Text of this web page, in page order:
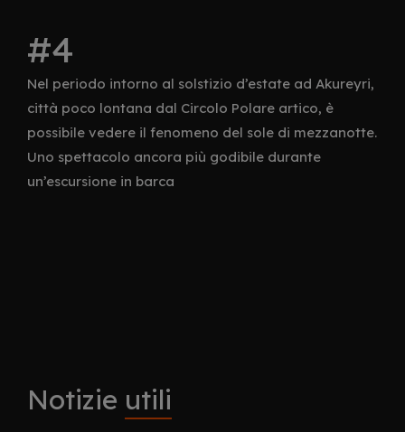
Nel periodo intorno al solstizio d’estate ad Akureyri,
città poco lontana dal Circolo Polare artico, è
possibile vedere il fenomeno del sole di mezzanotte.
Uno spettacolo ancora più godibile durante
un’escursione in barca
Notizie utili